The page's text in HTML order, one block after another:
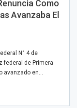
Como
Avanzaba El
N° 4 de
federal de Primera
avanzado en…